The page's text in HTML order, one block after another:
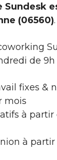
Sundesk
(06560).
coworking
de 9h
fixes &
mois
à
à